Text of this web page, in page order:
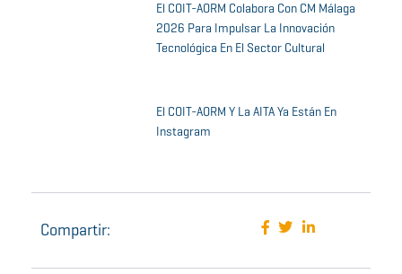
El COIT-AORM Colabora Con CM Málaga
2026 Para Impulsar La Innovación
Tecnológica En El Sector Cultural
El COIT-AORM Y La AITA Ya Están En
Instagram
Compartir: